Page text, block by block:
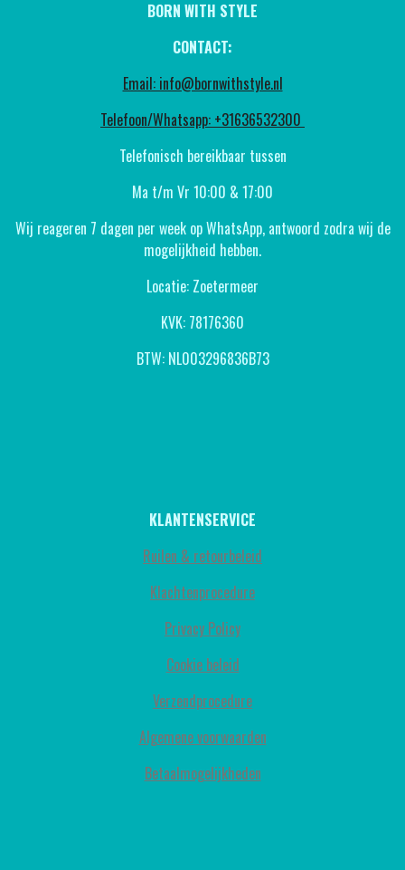
BORN WITH STYLE
CONTACT:
Email: info@bornwithstyle.nl
Telefoon/Whatsapp: +31636532300
Telefonisch bereikbaar tussen
Ma t/m Vr 10:00 & 17:00
Wij reageren 7 dagen per week op WhatsApp, antwoord zodra wij de
mogelijkheid hebben.
Locatie: Zoetermeer
KVK: 78176360
BTW: NL003296836B73
KLANTENSERVICE
Ruilen & retourbeleid
Klachtenprocedure
Privacy Policy
Cookie beleid
Verzendprocedure
Algemene voorwaarden
Betaalmogelijkheden